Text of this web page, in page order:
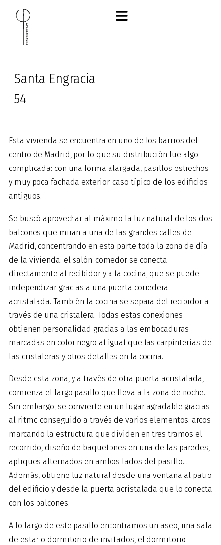
contenido
Santa Engracia
54
Esta vivienda se encuentra en uno de los barrios del
centro de Madrid, por lo que su distribución fue algo
complicada: con una forma alargada, pasillos estrechos
y muy poca fachada exterior, caso típico de los edificios
antiguos.
Se buscó aprovechar al máximo la luz natural de los dos
balcones que miran a una de las grandes calles de
Madrid, concentrando en esta parte toda la zona de día
de la vivienda: el salón-comedor se conecta
directamente al recibidor y a la cocina, que se puede
independizar gracias a una puerta corredera
acristalada. También la cocina se separa del recibidor a
través de una cristalera. Todas estas conexiones
obtienen personalidad gracias a las embocaduras
marcadas en color negro al igual que las carpinterías de
las cristaleras y otros detalles en la cocina.
Desde esta zona, y a través de otra puerta acristalada,
comienza el largo pasillo que lleva a la zona de noche.
Sin embargo, se convierte en un lugar agradable gracias
al ritmo conseguido a través de varios elementos: arcos
marcando la estructura que dividen en tres tramos el
recorrido, diseño de baquetones en una de las paredes,
apliques alternados en ambos lados del pasillo…
Además, obtiene luz natural desde una ventana al patio
del edificio y desde la puerta acristalada que lo conecta
con los balcones.
A lo largo de este pasillo encontramos un aseo, una sala
de estar o dormitorio de invitados, el dormitorio